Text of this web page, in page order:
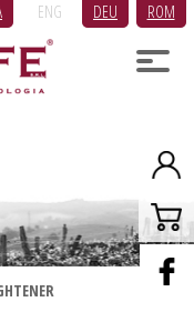
ENG DEU ROM